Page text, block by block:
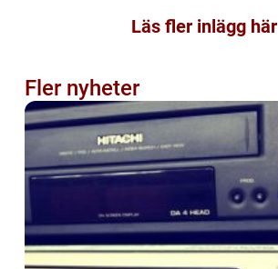
Läs fler inlägg här
Fler nyheter